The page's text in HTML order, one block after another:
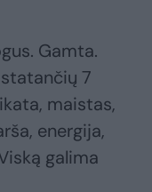
Gamta.
7
maistas,
energija,
galima